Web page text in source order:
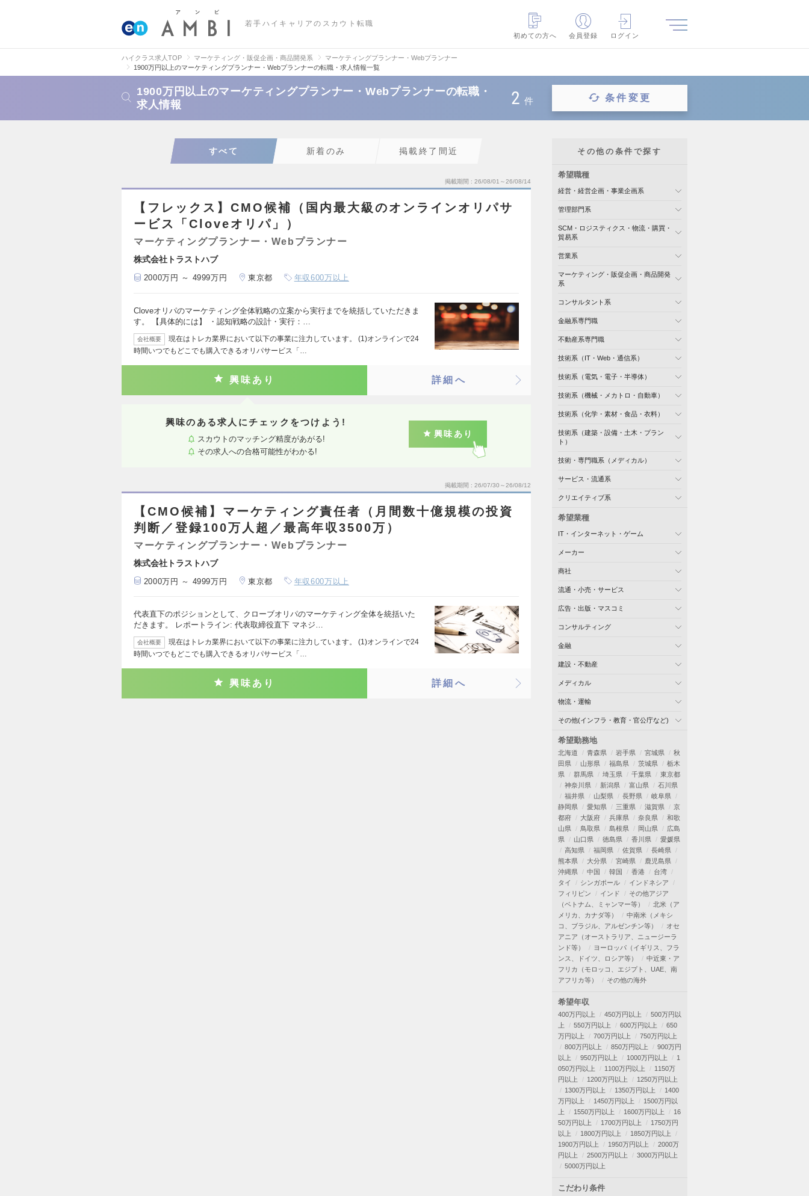
若手ハイキャリアのスカウト転職
初めての方へ
会員登録 ログイン
ハイクラス求人TOP マーケティング・販促企画・商品開発系
マーケティングプランナー・Webプランナー
1900万円以上のマーケティングプランナー・Webプランナーの転職・求人情報一覧
1900万円以上のマーケティングプランナー・Webプランナーの転職・
求人情報
2 件 条件変更
すべて 新着のみ 掲載終了間近
掲載期間 26/08/01～26/08/14
【フレックス】CMO候補（国内最大級のオンラインオリパサ
ービス「Cloveオリパ」）
マーケティングプランナー・Webプランナー
株式会社トラストハブ
2000万円 ～ 4999万円 東京都 年収600万以上
Cloveオリパのマーケティング全体戦略の立案から実行までを統括していただきま
す。 【具体的には】 ・認知戦略の設計・実行：…
会社概要
現在はトレカ業界において以下の事業に注力しています。 (1)オンラインで24
時間いつでもどこでも購入できるオリパサービス「…
興味あり 詳細へ
興味のある求人にチェックをつけよう!
スカウトのマッチング精度があがる!
その求人への合格可能性がわかる!
興味あり
掲載期間 26/07/30～26/08/12
【CMO候補】マーケティング責任者（月間数十億規模の投資
判断／登録100万人超／最高年収3500万）
マーケティングプランナー・Webプランナー
株式会社トラストハブ
2000万円 ～ 4999万円 東京都 年収600万以上
代表直下のポジションとして、クローブオリパのマーケティング全体を統括いた
だきます。 レポートライン: 代表取締役直下 マネジ…
会社概要
現在はトレカ業界において以下の事業に注力しています。 (1)オンラインで24
時間いつでもどこでも購入できるオリパサービス「…
興味あり 詳細へ
その他の条件で探す
希望職種
経営・経営企画・事業企画系
管理部門系
SCM・ロジスティクス・物流・購買・
貿易系
営業系
マーケティング・販促企画・商品開発
系
コンサルタント系
金融系専門職
不動産系専門職
技術系（IT・Web・通信系）
技術系（電気・電子・半導体）
技術系（機械・メカトロ・自動車）
技術系（化学・素材・食品・衣料）
技術系（建築・設備・土木・プラン
ト）
技術・専門職系（メディカル）
サービス・流通系
クリエイティブ系
希望業種
IT・インターネット・ゲーム
メーカー
商社
流通・小売・サービス
広告・出版・マスコミ
コンサルティング
金融
建設・不動産
メディカル
物流・運輸
その他(インフラ・教育・官公庁など)
希望勤務地
北海道 青森県 岩手県 宮城県
秋
田県
山形県 福島県 茨城県
栃木
県
群馬県 埼玉県 千葉県
東京都
神奈川県
新潟県 富山県
石川県
福井県
山梨県 長野県
岐阜県
静岡県
愛知県 三重県 滋賀県
京
都府
大阪府 兵庫県 奈良県
和歌
山県
鳥取県 島根県 岡山県
広島
県
山口県 徳島県 香川県
愛媛県
高知県
福岡県 佐賀県
長崎県
熊本県
大分県 宮崎県
鹿児島県
沖縄県
中国 韓国 香港
台湾
タイ
シンガポール
インドネシア
フィリピン
インド
その他アジア
（ベトナム、ミャンマー等）
北米（ア
メリカ、カナダ等）
中南米（メキシ
コ、ブラジル、アルゼンチン等）
オセ
アニア（オーストラリア、ニュージーラ
ンド等）
ヨーロッパ（イギリス、フラ
ンス、ドイツ、ロシア等）
中近東・ア
フリカ（モロッコ、エジプト、UAE、南
アフリカ等）
その他の海外
希望年収
400万円以上 450万円以上
500万円以
上
550万円以上 600万円以上
650
万円以上
700万円以上
750万円以上
800万円以上
850万円以上
900万円
以上
950万円以上 1000万円以上
1
050万円以上
1100万円以上
1150万
円以上
1200万円以上
1250万円以上
1300万円以上
1350万円以上
1400
万円以上
1450万円以上
1500万円以
上
1550万円以上 1600万円以上
16
50万円以上
1700万円以上
1750万円
以上
1800万円以上
1850万円以上
1900万円以上
1950万円以上
2000万
円以上
2500万円以上
3000万円以上
5000万円以上
こだわり条件